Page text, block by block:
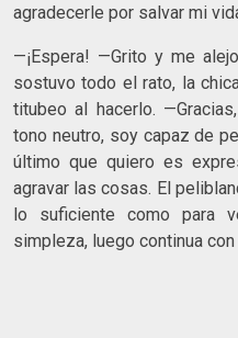
agradecerle por salvar mi
—¡Espera! —Grito y me
sostuvo todo el rato, la
titubeo al hacerlo.
tono neutro, soy capaz de
último que quiero es
agravar las cosas. El
lo suficiente como para
simpleza, luego continua con